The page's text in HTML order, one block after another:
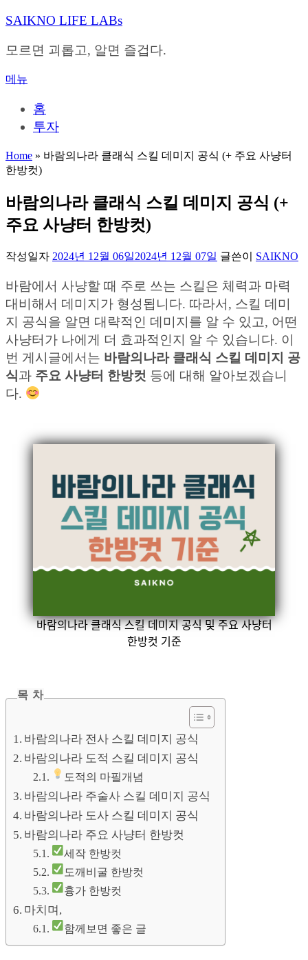
내
으
바
SAIKNO LIFE LABs
모르면 괴롭고, 알면 즐겁다.
메뉴
홈
투자
Home » 바람의나라 클래식 스킬 데미지 공식 (+ 주요 사냥터
한방컷)
바람의나라 클래식 스킬 데미지 공식 (+
주요 사냥터 한방컷)
작성일자 2024년 12월 06일2024년 12월 07일 글쓴이 SAIKNO
바람에서 사냥할 때 주로 쓰는 스킬은 체력과 마력
대비해서 데미지가 형성됩니다. 따라서, 스킬 데미
지 공식을 알면 대략적인 데미지를 알 수 있고, 어떤
사냥터가 나에게 더 효과적인지 알 수 있습니다. 이
번 게시글에서는 바람의나라 클래식 스킬 데미지 공
식과 주요 사냥터 한방컷 등에 대해 알아보겠습니
다.
바람의나라 클래식 스킬 데미지 공식 및 주요 사냥터
한방컷 기준
목 차
바람의나라 전사 스킬 데미지 공식
바람의나라 도적 스킬 데미지 공식
도적의 마필개념
바람의나라 주술사 스킬 데미지 공식
바람의나라 도사 스킬 데미지 공식
바람의나라 주요 사냥터 한방컷
세작 한방컷
도깨비굴 한방컷
흉가 한방컷
마치며,
함께보면 좋은 글